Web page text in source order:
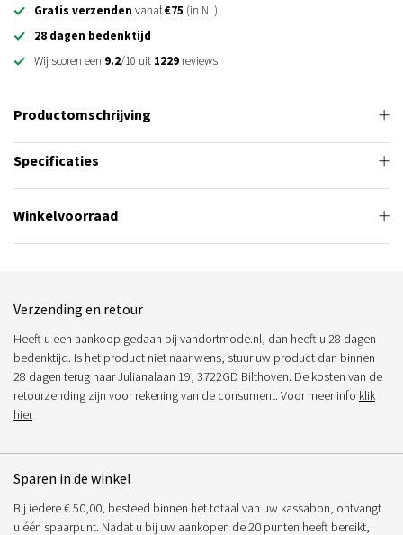
Gratis verzenden vanaf€75 (in NL)
28 dagen bedenktijd
Wij scoren een 9.2/10 uit 1229 reviews
Productomschrijving
Specificaties
Winkelvoorraad
Verzending en retour
Heeft u een aankoop gedaan bij vandortmode.nl, dan heeft u 28 dagen
bedenktijd. Is het product niet naar wens, stuur uw product dan binnen
28 dagen terug naar Julianalaan 19, 3722GD Bilthoven. De kosten van de
retourzending zijn voor rekening van de consument. Voor meer info klik
hier
Sparen in de winkel
Bij iedere € 50,00, besteed binnen het totaal van uw kassabon, ontvangt
u één spaarpunt. Nadat u bij uw aankopen de 20 punten heeft bereikt,